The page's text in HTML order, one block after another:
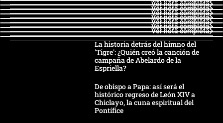
Ver nota completa
Ver nota completa
Ver nota completa
Ver nota completa
Ver nota completa
Ver nota completa
Ver nota completa
La historia detrás del himno del
'Tigre': ¿Quién creó la canción de
campaña de Abelardo de la
Espriella?
De obispo a Papa: así será el
histórico regreso de León XIV a
Chiclayo, la cuna espiritual del
Pontífice